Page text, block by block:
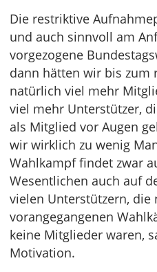
Die restriktive
und auch sinnvoll am
vorgezogene
dann hätten wir bis zum
natürlich viel mehr
viel mehr Unterstützer,
als Mitglied vor Augen
wir wirklich zu wenig
Wahlkampf findet zwar
Wesentlichen auch auf
vielen Unterstützern, die
vorangegangenen
keine Mitglieder waren,
Motivation.